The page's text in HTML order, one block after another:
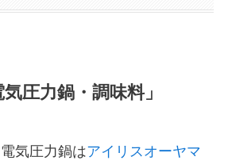
圧力鍋・調味料」
気圧力鍋はアイリスオーヤマ